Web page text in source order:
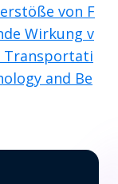
von F
Wirkung v
Transportati
and Be